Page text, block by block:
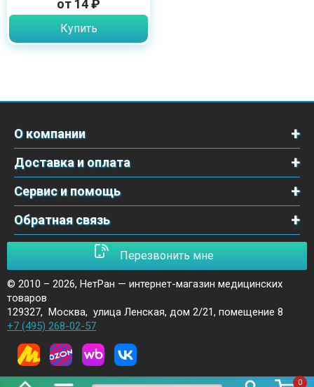
0
от 14 ₽
Купить
О компании
Доставка и оплата
Сервис и помощь
Обратная связь
Перезвонить мне
© 2010 – 2026, НетРан — интернет-магазин медицинских
товаров
129327, Москва, улица Ленская, дом 2/21, помещение 8
+7 (495) 268-02-57